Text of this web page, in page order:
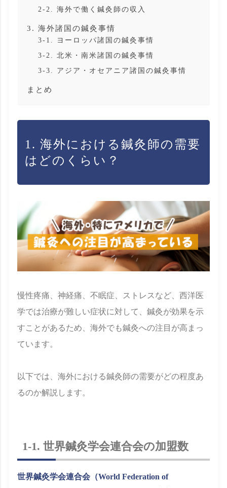
2-2. 海外で働く鍼灸師の収入
3. 海外諸国の鍼灸事情
3-1. ヨーロッパ諸国の鍼灸事情
3-2. 北米・南米諸国の鍼灸事情
3-3. アジア・オセアニア諸国の鍼灸事情
まとめ
1. 海外における鍼灸師の需要
はどのくらい？
慢性疼痛、神経痛、不眠症、ストレスなど、西洋医
学では治療が難しい症状に対して、鍼灸が効果を示
すことがあるため、海外でも鍼灸への注目が高まっ
ています。
以下では、海外における鍼灸師の需要がどの程度あ
るのか解説します。
1-1. 世界鍼灸学会連合会の加盟数
世界鍼灸学会連合会（World Federation of